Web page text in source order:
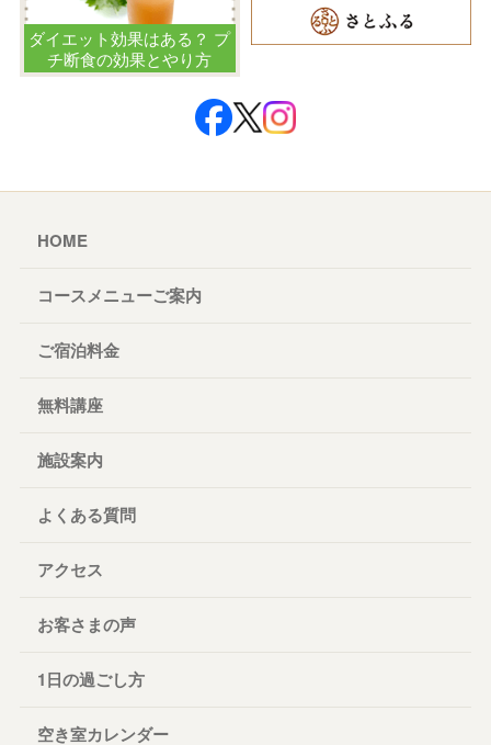
ダイエット効果はある？ プ
チ断食の効果とやり方
HOME
コースメニューご案内
ご宿泊料金
無料講座
施設案内
よくある質問
アクセス
お客さまの声
1日の過ごし方
空き室カレンダー